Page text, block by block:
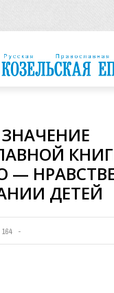
—
ДЕТЕЙ
164